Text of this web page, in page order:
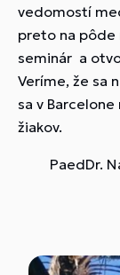
vedomostí
preto na pôde
seminár a
Veríme, že sa
sa v
žiakov.
PaedDr.